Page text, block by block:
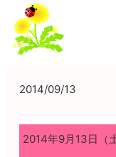
2014/09/13
2014年9月13日